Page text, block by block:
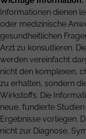
Informationen dienen
oder medizinische
gesundheitlichen
Arzt zu konsultieren.
werden vereinfacht
nicht den komplexen,
zu erhalten, sondern
Wirkstoffs. Die
neue, fundierte
Ergebnisse vorliegen.
nicht zur Diagnose,